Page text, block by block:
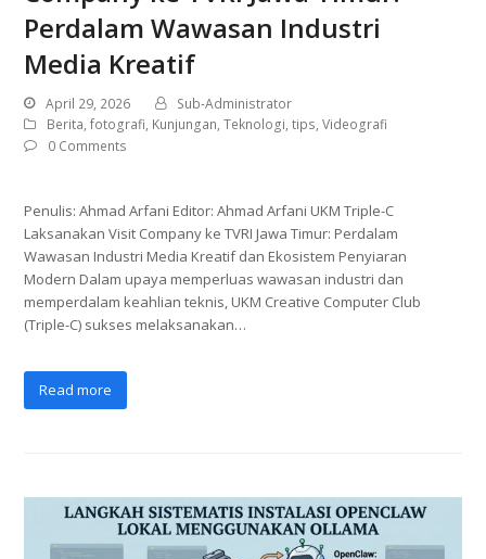
Perdalam Wawasan Industri
Media Kreatif
April 29, 2026
Sub-Administrator
Berita,fotografi, Kunjungan,Teknologi,tips,Videografi
0 Comments
Penulis: Ahmad Arfani Editor: Ahmad Arfani UKM Triple-C
Laksanakan Visit Company ke TVRI Jawa Timur: Perdalam
Wawasan Industri Media Kreatif dan Ekosistem Penyiaran
Modern Dalam upaya memperluas wawasan industri dan
memperdalam keahlian teknis, UKM Creative Computer Club
(Triple-C) sukses melaksanakan…
Read more